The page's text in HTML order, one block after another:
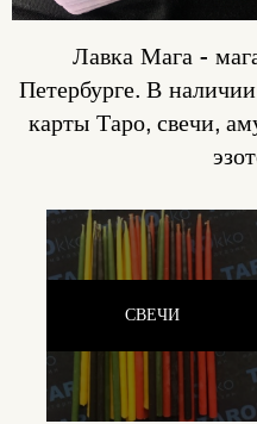
Лавка Мага -
Петербурге. В
карты Таро, свечи,
СВЕЧИ